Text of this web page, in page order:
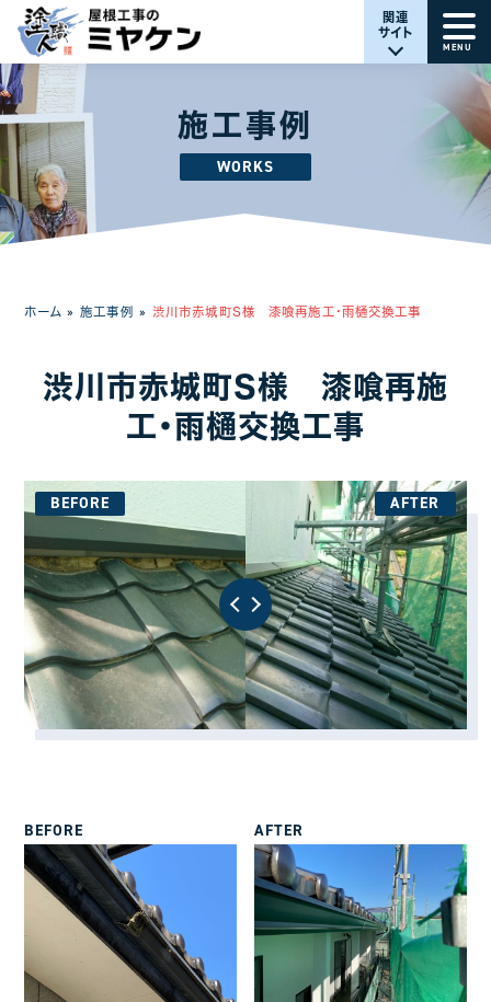
関連
サイト
MENU
施工事例
WORKS
ホーム »施工事例 »渋川市赤城町S様 漆喰再施工・雨樋交換工事
渋川市赤城町S様 漆喰再施
工・雨樋交換工事
BEFORE AFTER